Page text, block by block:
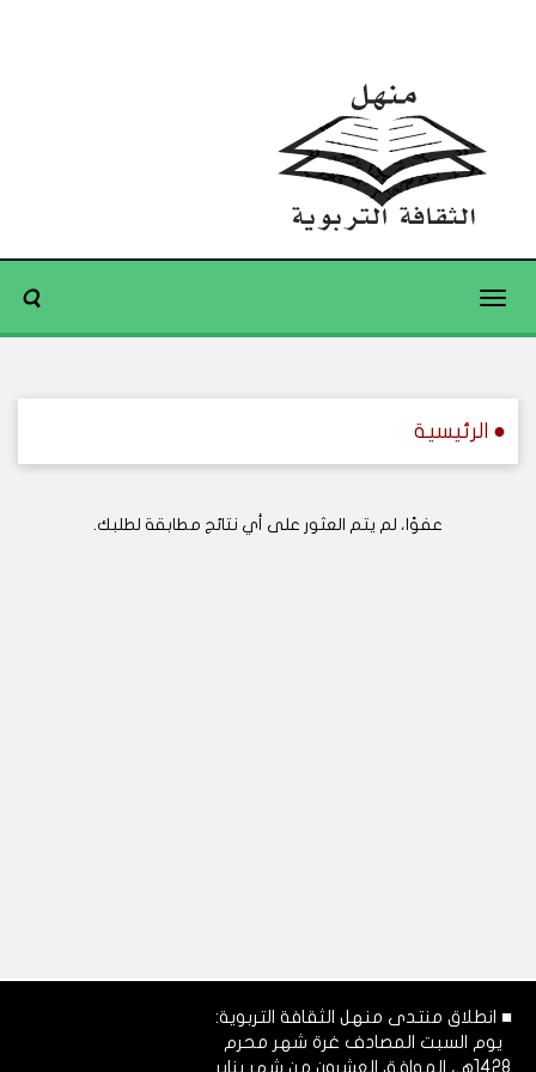
Toggle
● الرئيسية
عفوًا، لم يتم العثور على أي نتائج مطابقة لطلبك.
■ انطلاق منتدى منهل الثقافة التربوية:
يوم السبت المصادف غرة شهر محرم
1428هـ، الموافق العشرون من شهر يناير